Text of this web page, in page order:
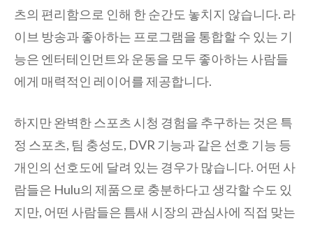
츠의 편리함으로 인해 한 순간도 놓치지 않습니다. 라
이브 방송과 좋아하는 프로그램을 통합할 수 있는 기
능은 엔터테인먼트와 운동을 모두 좋아하는 사람들
에게 매력적인 레이어를 제공합니다.
하지만 완벽한 스포츠 시청 경험을 추구하는 것은 특
정 스포츠, 팀 충성도, DVR 기능과 같은 선호 기능 등
개인의 선호도에 달려 있는 경우가 많습니다. 어떤 사
람들은 Hulu의 제품으로 충분하다고 생각할 수도 있
지만, 어떤 사람들은 틈새 시장의 관심사에 직접 맞는